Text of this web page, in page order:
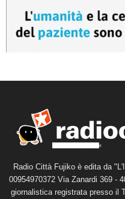
Radio Città Fujiko è edita da
00954970372 Via Zanardi 369 -
giornalistica registrata presso il